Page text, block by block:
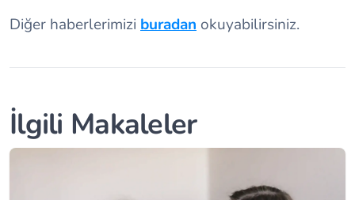
Diğer haberlerimizi buradan okuyabilirsiniz.
İlgili Makaleler